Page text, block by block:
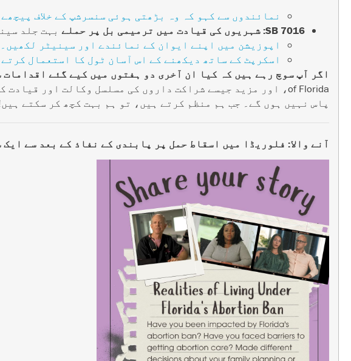
نمائندوں سے کہو کہ وہ بڑھتی ہوئی سنسرشپ کے خلاف
SB 7016: شہریوں کی قیادت میں ترمیمی بل پر حملے
بہت جلد
اپوزیشن میں اپنے ایوان کے نمائندے اور سینیٹر لکھیں۔
اسکرپٹ کے ساتھ دیکھنے کے اس آسان ٹول کا استعمال
اگر آپ سوچ رہے ہیں کہ کیا ان آخری دو ہفتوں میں کیے گئے
پاس نہیں ہوں گے۔ جب ہم منظم کرتے ہیں، تو ہم بہت کچھ کر سکتے
آنے والا: فلوریڈا میں اسقاط حمل پر پابندی کے نفاذ کے بعد سے ایک